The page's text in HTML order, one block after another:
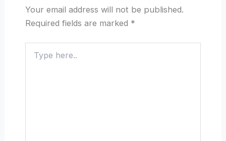
Your email address will not be published.
Required fields are marked *
here..